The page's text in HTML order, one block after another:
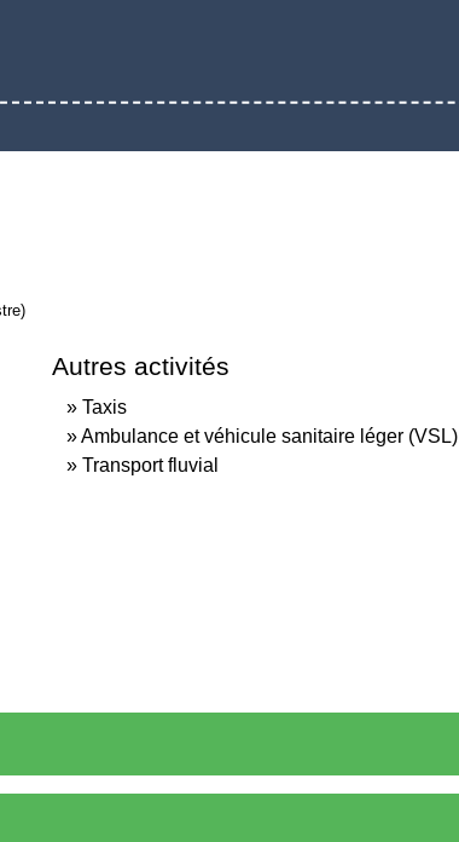
Autres activités
Taxis
Ambulance et véhicule sanitaire léger (VSL)
Transport fluvial